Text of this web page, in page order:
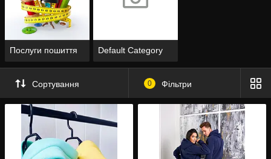
Послуги пошиття Default Category
Сортування 0 Фільтри